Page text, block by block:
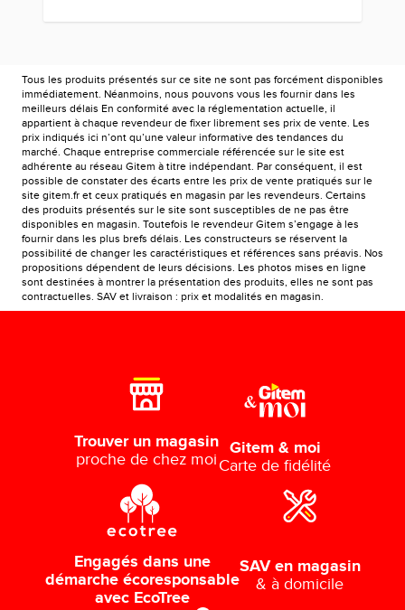
Tous les produits présentés sur ce site ne sont pas forcément disponibles
immédiatement. Néanmoins, nous pouvons vous les fournir dans les
meilleurs délais En conformité avec la réglementation actuelle, il
appartient à chaque revendeur de fixer librement ses prix de vente. Les
prix indiqués ici n’ont qu’une valeur informative des tendances du
marché. Chaque entreprise commerciale référencée sur le site est
adhérente au réseau Gitem à titre indépendant. Par conséquent, il est
possible de constater des écarts entre les prix de vente pratiqués sur le
site gitem.fr et ceux pratiqués en magasin par les revendeurs. Certains
des produits présentés sur le site sont susceptibles de ne pas être
disponibles en magasin. Toutefois le revendeur Gitem s’engage à les
fournir dans les plus brefs délais. Les constructeurs se réservent la
possibilité de changer les caractéristiques et références sans préavis. Nos
propositions dépendent de leurs décisions. Les photos mises en ligne
sont destinées à montrer la présentation des produits, elles ne sont pas
contractuelles. SAV et livraison : prix et modalités en magasin.
Trouver un magasin
proche de chez moi
Gitem & moi
Carte de fidélité
Engagés dans une
démarche écoresponsable
avec EcoTree
SAV en magasin
& à domicile